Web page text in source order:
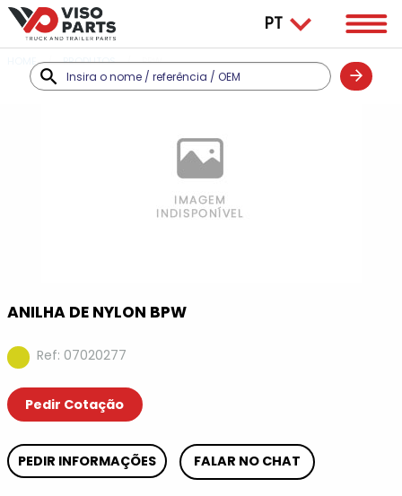
PRODUTOS BPW
ANILHA DE NYLON BPW
Ref: 07020277
Pedir Cotação
PEDIR INFORMAÇÕES FALAR NO CHAT